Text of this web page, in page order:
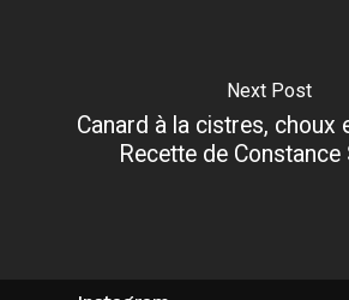
Next Post
Canard à la cistres, choux
Recette de Constance